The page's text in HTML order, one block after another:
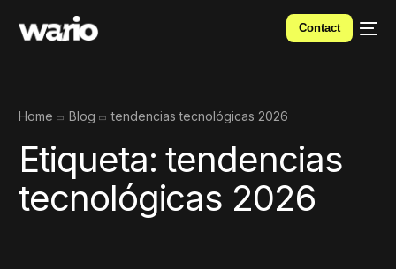
Contact
Home Blog tendencias tecnológicas 2026
Etiqueta:tendencias
tecnológicas 2026